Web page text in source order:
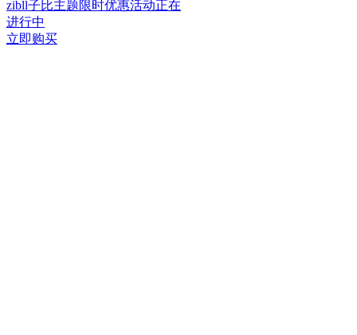
zibll子比主题限时优惠活动正在
进行中
立即购买